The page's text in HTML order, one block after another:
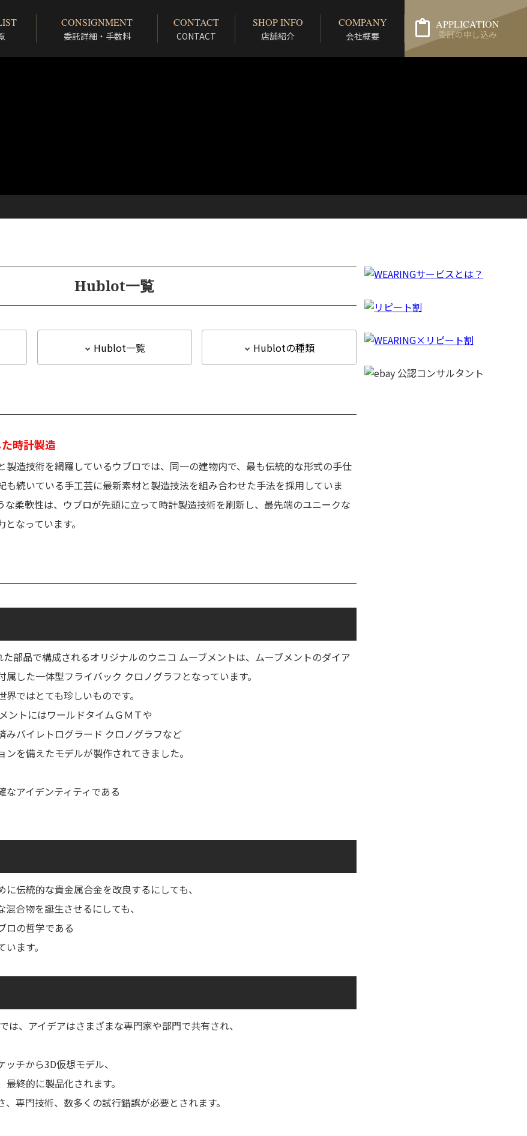
CONSIGNMENT
委託詳細・手数料
CONTACT
CONTACT
SHOP INFO
店舗紹介
COMPANY
会社概要
APPLICATION
委託の申し込み
Hublot一覧
Hublot一覧 Hublotの種類
時計製造
製造技術を網羅しているウブロでは、同一の建物内で、最も伝統的な形式の手仕
も続いている手工芸に最新素材と製造技法を組み合わせた手法を採用していま
な柔軟性は、ウブロが先頭に立って時計製造技術を刷新し、最先端のユニークな
なっています。
部品で構成されるオリジナルのウニコ ムーブメントは、ムーブメントのダイア
した一体型フライバック クロノグラフとなっています。
ではとても珍しいものです。
ントにはワールドタイムＧＭＴや
みバイレトログラード クロノグラフなど
を備えたモデルが製作されてきました。
なアイデンティティである
伝統的な貴金属合金を改良するにしても、
合物を誕生させるにしても、
ロの哲学である
ます。
は、アイデアはさまざまな専門家や部門で共有され、
チから3D仮想モデル、
終的に製品化されます。
専門技術、数多くの試行錯誤が必要とされます。